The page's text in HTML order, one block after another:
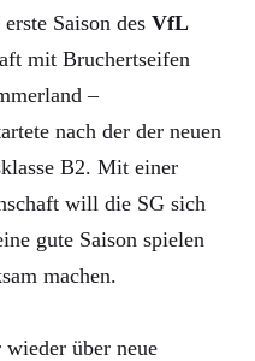
Saison des VfL
mit Bruchertseifen
–
nach der der neuen
B2. Mit einer
will die SG sich
gute Saison spielen
machen.
über neue